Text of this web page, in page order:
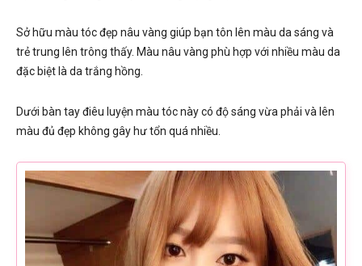
Sở hữu màu tóc đẹp nâu vàng giúp bạn tôn lên màu da sáng và
trẻ trung lên trông thấy. Màu nâu vàng phù hợp với nhiều màu da
đặc biệt là da trắng hồng.
Dưới bàn tay điêu luyện màu tóc này có độ sáng vừa phải và lên
màu đủ đẹp không gây hư tổn quá nhiều.